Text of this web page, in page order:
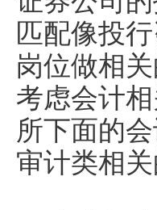
匹配像投
岗位做相关
考虑会计
所下面的
审计类相关